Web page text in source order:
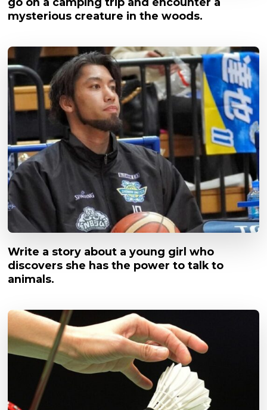
mysterious creature in the woods.
Write a story about a young girl who
discovers she has the power to talk to
animals.